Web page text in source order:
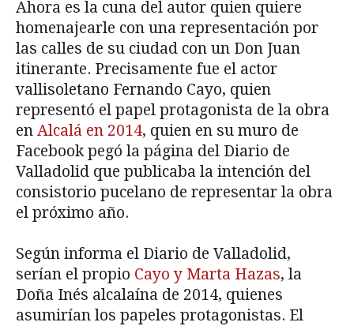
Ahora es la cuna del autor quien quiere
homenajearle con una representación por
las calles de su ciudad con un Don Juan
itinerante. Precisamente fue el actor
vallisoletano Fernando Cayo, quien
representó el papel protagonista de la obra
en Alcalá en 2014, quien en su muro de
Facebook pegó la página del Diario de
Valladolid que publicaba la intención del
consistorio pucelano de representar la obra
el próximo año.
Según informa el Diario de Valladolid,
serían el propio Cayo y Marta Hazas, la
Doña Inés alcalaína de 2014, quienes
asumirían los papeles protagonistas. El